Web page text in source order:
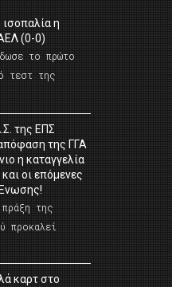
η
(0-0)
το πρώτο
τεστ της
της ΕΠΣ
της ΓΓΑ
η καταγγελία
οι επόμενες
της
προκαλεί
καρτ στο